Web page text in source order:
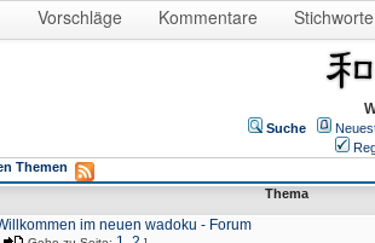
Vorschläge Kommentare Stichworte
Suche
Themen
Thema
im neuen wadoku - Forum